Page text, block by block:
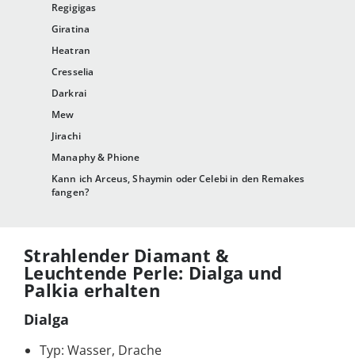
Regigigas
Giratina
Heatran
Cresselia
Darkrai
Mew
Jirachi
Manaphy & Phione
Kann ich Arceus, Shaymin oder Celebi in den Remakes
fangen?
Strahlender Diamant &
Leuchtende Perle: Dialga und
Palkia erhalten
Dialga
Typ: Wasser, Drache